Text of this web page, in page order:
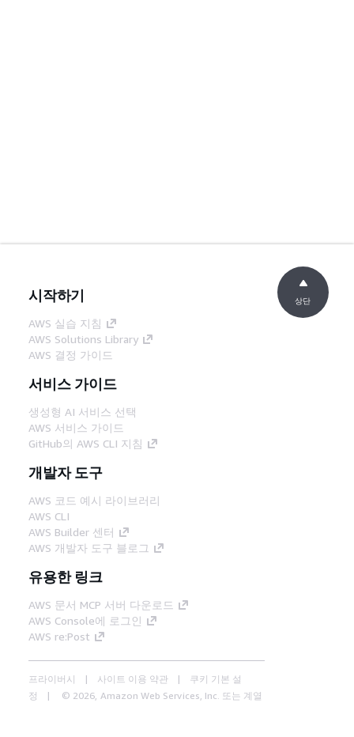
시작하기
AWS 실습 지침
AWS Solutions Library
AWS 결정 가이드
서비스 가이드
생성형 AI 서비스 선택
AWS 서비스 가이드
GitHub의 AWS CLI 지침
개발자 도구
AWS 코드 예시 라이브러리
AWS CLI
AWS Builder 센터
AWS 개발자 도구 블로그
유용한 링크
AWS 문서 MCP 서버 다운로드
AWS Console에 로그인
AWS re:Post
프라이버시 사이트 이용 약관
쿠키 기본 설
정
© 2026, Amazon Web Services, Inc. 또는 계열
상단